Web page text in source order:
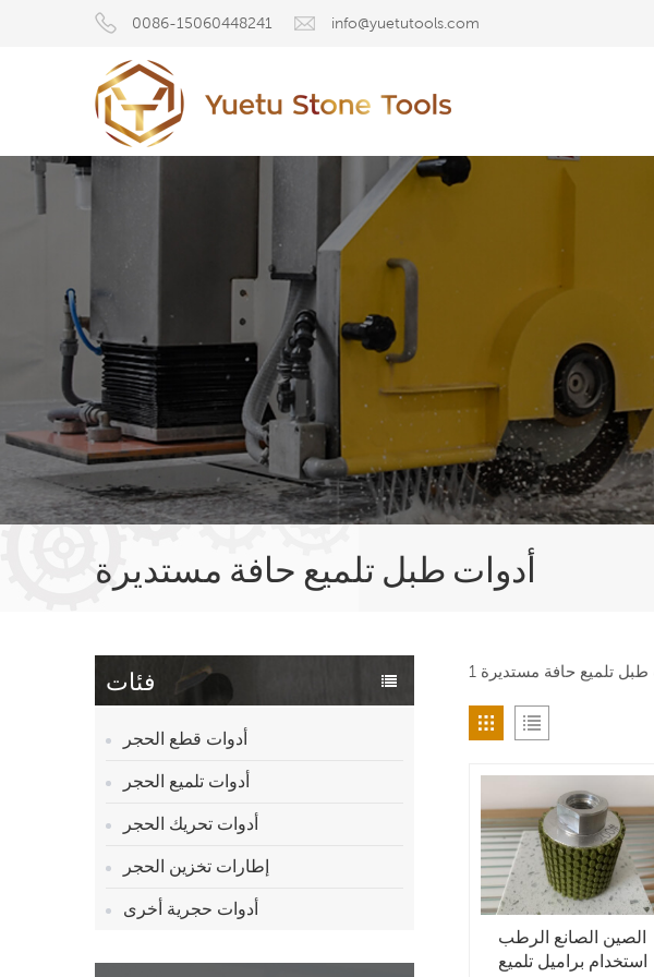
0086-15060448241 info@yuetutools.com
أدوات طبل تلميع حافة مستديرة
فئات
أدوات قطع الحجر
أدوات تلميع الحجر
أدوات تحريك الحجر
إطارات تخزين الحجر
أدوات حجرية أخرى
الصين الصانع الرطب
استخدام براميل تلميع